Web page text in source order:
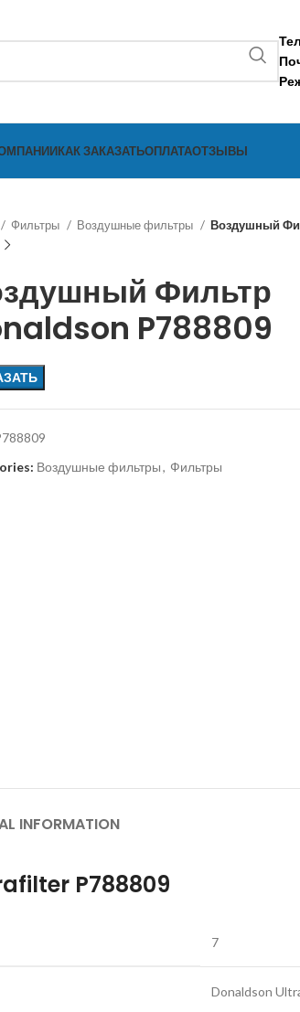
КАК ЗАКАЗАТЬОПЛАТАОТЗЫВЫ
Фильтры Воздушные фильтры Воздушный
Фильтр
P788809
Воздушные фильтры, Фильтры
INFORMATION
P788809
7
Donaldson